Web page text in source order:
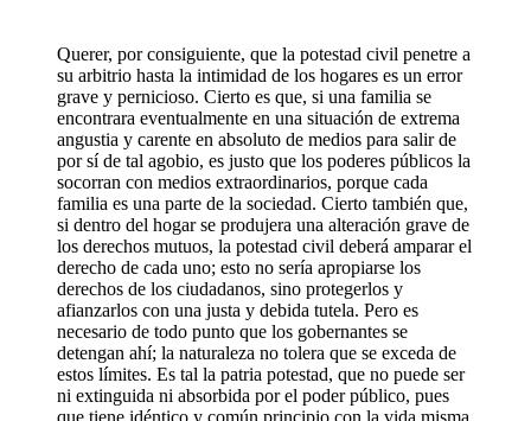
Querer, por consiguiente, que la potestad civil penetre a
su arbitrio hasta la intimidad de los hogares es un error
grave y pernicioso. Cierto es que, si una familia se
encontrara eventualmente en una situación de extrema
angustia y carente en absoluto de medios para salir de
por sí de tal agobio, es justo que los poderes públicos la
socorran con medios extraordinarios, porque cada
familia es una parte de la sociedad. Cierto también que,
si dentro del hogar se produjera una alteración grave de
los derechos mutuos, la potestad civil deberá amparar el
derecho de cada uno; esto no sería apropiarse los
derechos de los ciudadanos, sino protegerlos y
afianzarlos con una justa y debida tutela. Pero es
necesario de todo punto que los gobernantes se
detengan ahí; la naturaleza no tolera que se exceda de
estos límites. Es tal la patria potestad, que no puede ser
ni extinguida ni absorbida por el poder público, pues
que tiene idéntico y común principio con la vida misma